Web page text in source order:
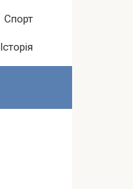
Спорт
Історія